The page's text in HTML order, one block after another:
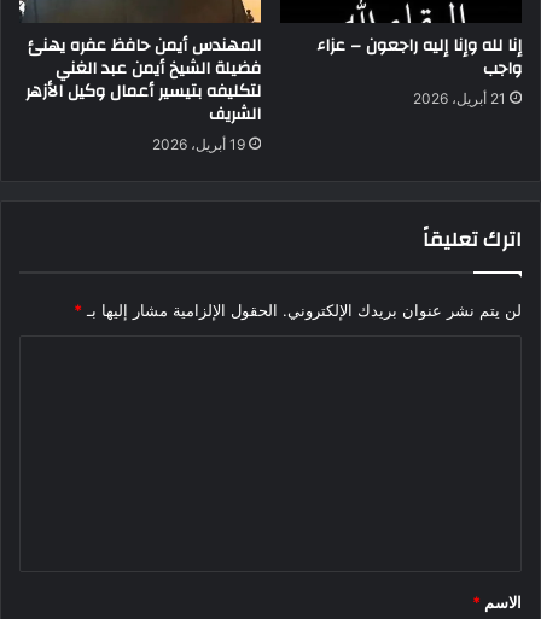
إنا لله وإنا إليه راجعون – عزاء
واجب
21 أبريل، 2026
المهندس أيمن حافظ عفره يهنئ
فضيلة الشيخ أيمن عبد الغني
لتكليفه بتيسير أعمال وكيل الأزهر
الشريف
19 أبريل، 2026
اترك تعليقاً
لن يتم نشر عنوان بريدك الإلكتروني. الحقول الإلزامية مشار إليها بـ *
*
الاسم *